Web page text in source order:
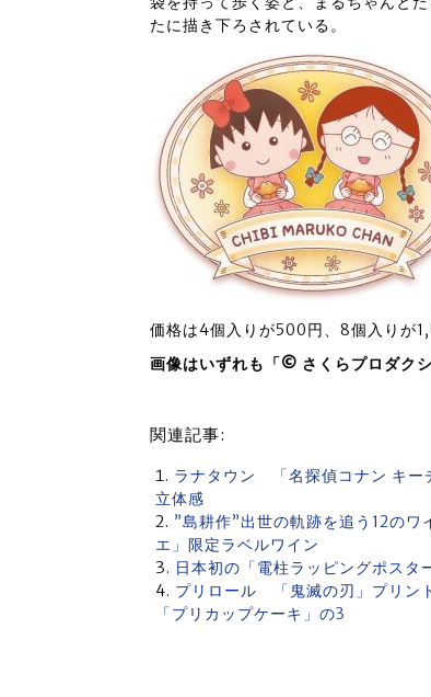
たに描き下ろされている。
価格は4個入りが500円、8個入りが
画像はいずれも「© さくらプロダク
関連記事:
ラナタウン 「名探偵コナン キー
立体感
”島耕作”出世の軌跡を追う12の
エ」限定ラベルワイン
日本初の「電柱ラッピングポス
プリロール 「鬼滅の刃」プリン
「プリカップケーキ」の3